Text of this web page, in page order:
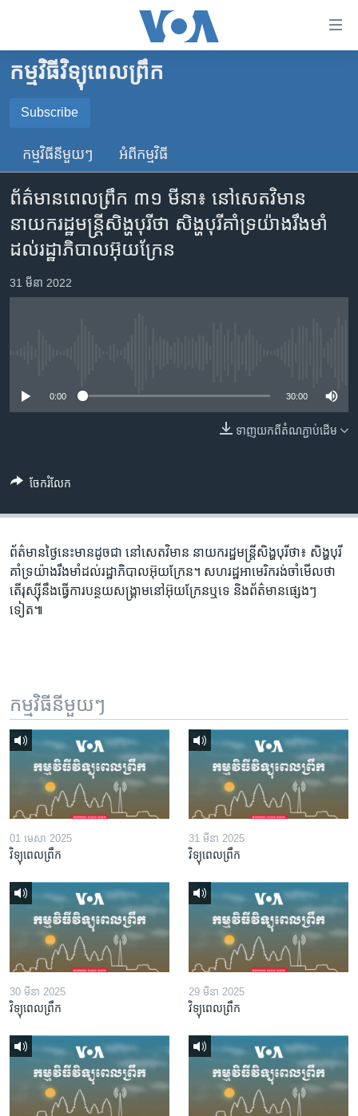
គេហទំព័រ​
ទាក់ទង
រំលង​
ទំព័រ​
ព័ត៌មាន​​
ម្តង
និង​
រំលង​
កាន់​
ស្វែង​
កម្ពុជា
អន្តរជាតិ
ចិន
ហេឡូវីអូអេ
កម្ពុជាច្នៃប្រតិដ្ឋ
ព្រឹត្តិការណ៍ព័ត៌មាន
ទូរទស្សន៍ / វីដេអូ​
កម្មវិធីវិទ្យុពេលព្រឹក
Subscribe
SUBSCRIBE
YouTube Music
Spotify
កម្មវិធី​នីមួយៗ អំពី​កម្មវិធី​
ព័ត៌មាន​ពេល​ព្រឹក ៣១ មីនា៖ នៅ​សេតវិមាន​
នាយក​រដ្ឋ​មន្ត្រី​សិង្ហបុរី​ថា សិង្ហបុរី​គាំទ្រ​យ៉ាង​រឹងមាំ​
ដល់​រដ្ឋាភិបាល​អ៊ុយក្រែន
31 មីនា 2022
0:00 30:00
ទាញ​យក​ពី​តំណភ្ជាប់​ដើម
ចែករំលែក
ព័ត៌មាន​ថ្ងៃនេះ​មាន​ដូចជា នៅ​សេតវិមាន​ នាយក​រដ្ឋ​មន្ត្រី​សិង្ហបុរី​ថា៖ សិង្ហបុរី​
គាំទ្រ​យ៉ាង​រឹងមាំ​ដល់​រដ្ឋាភិបាល​អ៊ុយក្រែន។ សហរដ្ឋ​អាមេរិក​រង់ចាំ​មើល​ថា
តើ​រុស្ស៊ី​នឹង​ធ្វើ​ការ​បន្ថយសង្គ្រាម​នៅ​អ៊ុយក្រែន​ឬទេ និង​ព័ត៌មាន​ផ្សេងៗ
ទៀត៕
កម្មវិធី​នីមួយៗ
01 មេសា 2025
វិទ្យុពេលព្រឹក
31 មីនា 2025
វិទ្យុពេលព្រឹក
30 មីនា 2025
វិទ្យុពេលព្រឹក
29 មីនា 2025
វិទ្យុពេលព្រឹក